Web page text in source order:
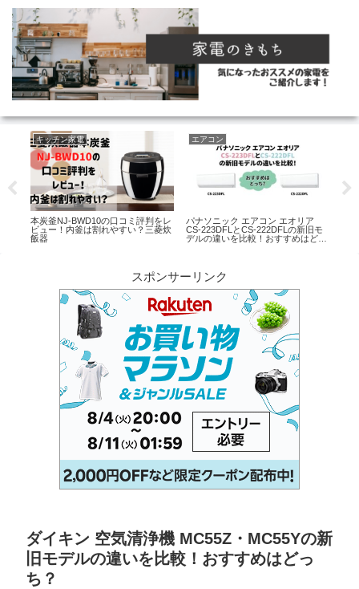
キッチン家電
本炭釜NJ-BWD10の口コミ評判をレ
ビュー！内釜は割れやすい？三菱炊
飯器
エアコン
パナソニック エアコン エオリア
CS-223DFLとCS-222DFLの新旧モ
デルの違いを比較！おすすめはどっ
スポンサーリンク
ダイキン 空気清浄機 MC55Z・MC55Yの新
旧モデルの違いを比較！おすすめはどっ
ち？